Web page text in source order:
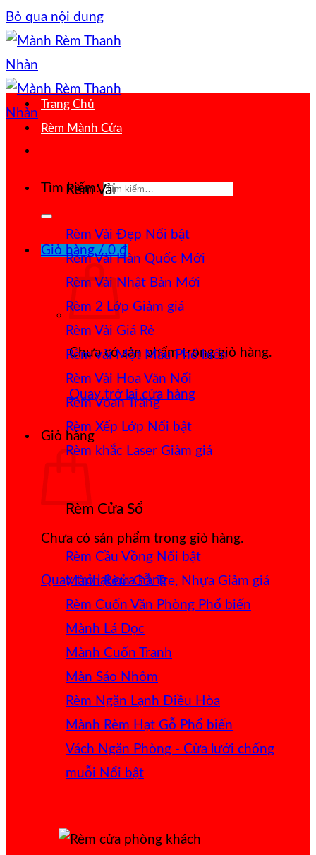
Bỏ qua nội dung
Tìm kiếm:
Giỏ hàng /0₫
Chưa có sản phẩm trong giỏ hàng.
Quay trở lại cửa hàng
Giỏ hàng
Chưa có sản phẩm trong giỏ hàng.
Quay trở lại cửa hàng
Trang Chủ
Rèm Mành Cửa
Rèm Vải
Rèm Vải Đẹp
Rèm Vải Hàn Quốc
Rèm Vải Nhật Bản
Rèm 2 Lớp
Rèm Vải Giá Rẻ
Rèm vải Một Màu
Rèm Vải Hoa Văn Nổi
Rèm Voan Trắng
Rèm Xếp Lớp
Rèm khắc Laser
Rèm Cửa Sổ
Rèm Cầu Vồng
Mành Rèm Gỗ, Tre, Nhựa
Rèm Cuốn Văn Phòng
Mành Lá Dọc
Mành Cuốn Tranh
Màn Sáo Nhôm
Rèm Ngăn Lạnh Điều Hòa
Mành Rèm Hạt Gỗ
Vách Ngăn Phòng - Cửa lưới chống
muỗi